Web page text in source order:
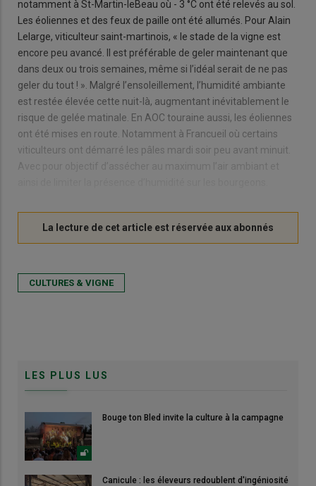
notamment à St-Martin-leBeau où - 3 °C ont été relevés au sol.
Les éoliennes et des feux de paille ont été allumés. Pour Alain
Lelarge, viticulteur saint-martinois, « le stade de la vigne est
encore peu avancé. Il est préférable de geler maintenant que
dans deux ou trois semaines, même si l’idéal serait de ne pas
geler du tout ! ». Malgré l’ensoleillement, l’humidité ambiante
est restée élevée cette nuit-là, augmentant inévitablement le
risque de gelée matinale. En AOC touraine aussi, les éoliennes
ont été mises en route. Notamment à Francueil où certains
viticulteurs ont démarré les pâles mardi soir peu avant minuit.
Avec pour objectif d’assécher au maximum l’air ambiant et
CULTURES & VIGNE
LES PLUS LUS
Bouge ton Bled invite la culture à la campagne
Canicule : les éleveurs redoublent d'ingéniosité